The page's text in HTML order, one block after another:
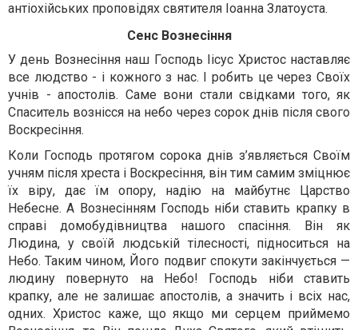
антіохійських проповідях святителя Іоанна Златоуста.
Сенс Вознесіння
У день Вознесіння наш Господь Іісус Христос наставляє
все людство - і кожного з нас. І робить це через Своїх
учнів - апостолів. Саме вони стали свідками того, як
Спаситель вознісся на небо через сорок днів після свого
Воскресіння.
Коли Господь протягом сорока днів з’являється Своїм
учням після хреста і Воскресіння, він тим самим зміцнює
їх віру, дає їм опору, надію на майбутнє Царство
Небесне. А Вознесінням Господь ніби ставить крапку в
справі домобудівництва нашого спасіння. Він як
Людина, у своїй людській тілесності, підноситься на
Небо. Таким чином, Його подвиг спокути закінчується —
людину повернуто на Небо! Господь ніби ставить
крапку, але не залишає апостолів, а значить і всіх нас,
одних. Христос каже, що якщо ми серцем приймемо